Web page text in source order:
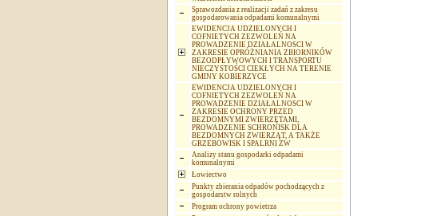
Sprawozdania z realizacji zadań z zakresu
gospodarowania odpadami komunalnymi
EWIDENCJA UDZIELONYCH I
COFNIETYCH ZEZWOLEŃ NA
PROWADZENIE DZIAŁALNOSCI W
ZAKRESIE OPRÓŻNIANIA ZBIORNIKÓW
BEZODPŁYWOWYCH I TRANSPORTU
NIECZYSTOŚCI CIEKŁYCH NA TERENIE
GMINY KOBIERZYCE
EWIDENCJA UDZIELONYCH I
COFNIETYCH ZEZWOLEŃ NA
PROWADZENIE DZIAŁALNOSCI W
ZAKRESIE OCHRONY PRZED
BEZDOMNYMI ZWIERZĘTAMI,
PROWADZENIE SCHRONISK DLA
BEZDOMNYCH ZWIERZĄT, A TAKŻE
GRZEBOWISK I SPALRNI ZW
Analizy stanu gospodarki odpadami
komunalnymi
Łowiectwo
Punkty zbierania odpadów pochodzących z
gospodarstw rolnych
Program ochrony powietrza